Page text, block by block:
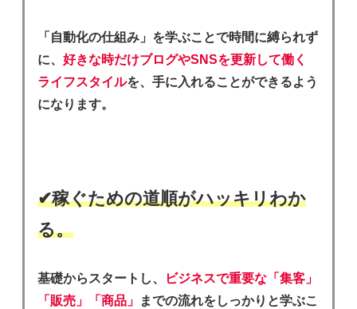
「自動化の仕組み」を学ぶことで時間に縛られず
に、好きな時だけブログやSNSを更新して働く
ライフスタイルを、手に入れることができるよう
になります。
✔︎稼ぐための道順がハッキリわか
る。
基礎からスタートし、
ビジネスで重要な「集客」
「販売」「商品」
までの流れをしっかりと学ぶこ